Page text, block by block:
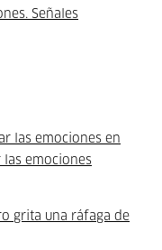
Señales
las emociones en
emociones
grita una ráfaga de